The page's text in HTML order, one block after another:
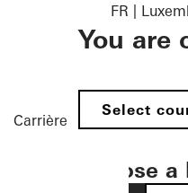
Carrière
FR |
You are
Select
Choose